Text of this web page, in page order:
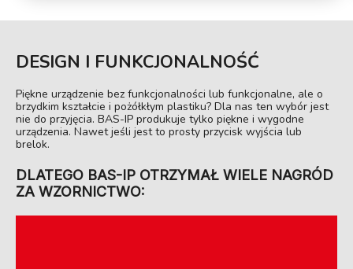
DESIGN I FUNKCJONALNOŚĆ
Piękne urządzenie bez funkcjonalności lub funkcjonalne, ale o
brzydkim kształcie i pożółkłym plastiku? Dla nas ten wybór jest
nie do przyjęcia. BAS-IP produkuje tylko piękne i wygodne
urządzenia. Nawet jeśli jest to prosty przycisk wyjścia lub
brelok.
DLATEGO BAS-IP OTRZYMAŁ WIELE NAGRÓD
ZA WZORNICTWO: